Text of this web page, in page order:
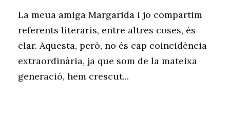
La meua amiga Margarida i jo compartim
referents literaris, entre altres coses, és
clar. Aquesta, però, no és cap coincidència
extraordinària, ja que som de la mateixa
generació, hem crescut...